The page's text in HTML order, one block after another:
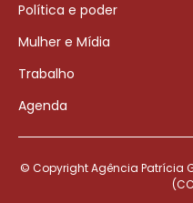
Política e poder
Mulher e Mídia
Trabalho
Agenda
© Copyright Agência Patrícia